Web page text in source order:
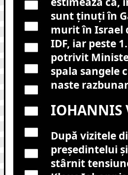
sunt ținuți în
murit în Israel
IDF, iar peste
potrivit
spala sangele
naste
IOHANNIS
După vizitele
președintelui
stârnit